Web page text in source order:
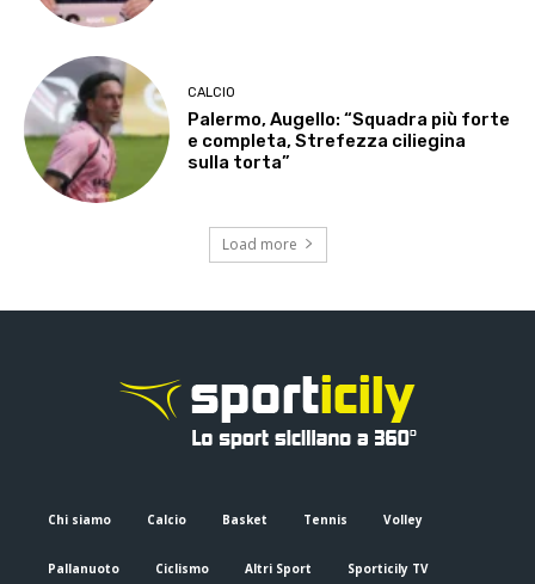
CALCIO
Palermo, Augello: “Squadra più forte
e completa, Strefezza ciliegina
sulla torta”
Load more
Chi siamo Calcio Basket Tennis Volley
Pallanuoto Ciclismo Altri Sport Sporticily TV